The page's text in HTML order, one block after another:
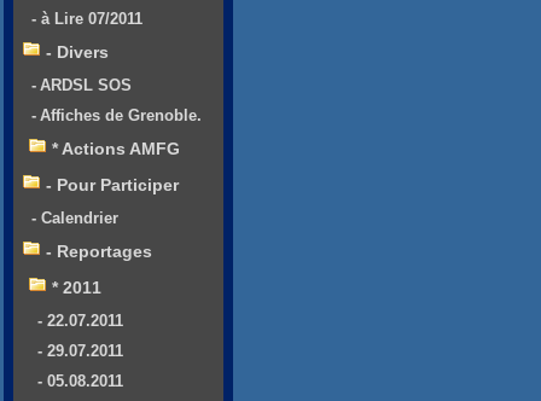
- à Lire 07/2011
- Divers
- ARDSL SOS
- Affiches de Grenoble.
* Actions AMFG
- Pour Participer
- Calendrier
- Reportages
* 2011
- 22.07.2011
- 29.07.2011
- 05.08.2011